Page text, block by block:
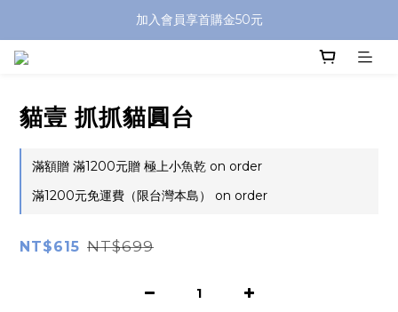
加入會員享首購金50元
貓壹 抓抓貓圓台
滿額贈 滿1200元贈 極上小魚乾 on order
滿1200元免運費（限台灣本島） on order
NT$615 NT$699